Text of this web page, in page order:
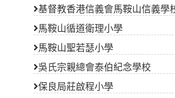
基督教香港信義會馬鞍山信義學
馬鞍山循道衛理小學
馬鞍山聖若瑟小學
吳氏宗親總會泰伯紀念學校
保良局莊啟程小學